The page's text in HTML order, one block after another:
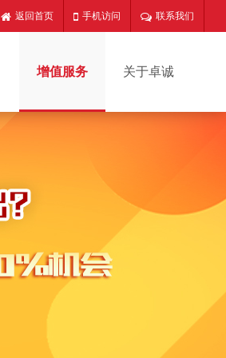
返回首页 手机访问 联系我们
增值服务 关于卓诚